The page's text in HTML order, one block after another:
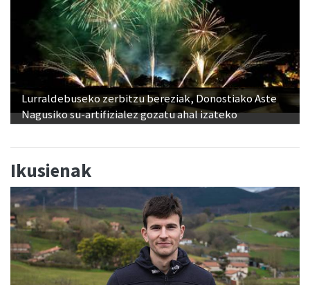
Lurraldebuseko zerbitzu bereziak, Donostiako Aste
Nagusiko su-artifizialez gozatu ahal izateko
Ikusienak